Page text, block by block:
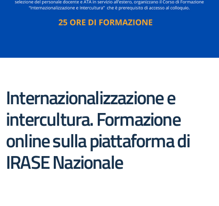
Internazionalizzazione e
intercultura. Formazione
online sulla piattaforma di
IRASE Nazionale